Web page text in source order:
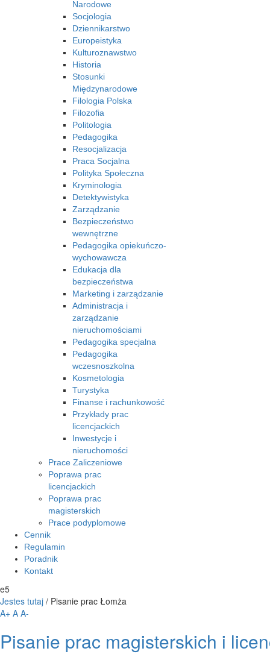
Narodowe
Socjologia
Dziennikarstwo
Europeistyka
Kulturoznawstwo
Historia
Stosunki
Międzynarodowe
Filologia Polska
Filozofia
Politologia
Pedagogika
Resocjalizacja
Praca Socjalna
Polityka Społeczna
Kryminologia
Detektywistyka
Zarządzanie
Bezpieczeństwo
wewnętrzne
Pedagogika opiekuńczo-
wychowawcza
Edukacja dla
bezpieczeństwa
Marketing i zarządzanie
Administracja i
zarządzanie
nieruchomościami
Pedagogika specjalna
Pedagogika
wczesnoszkolna
Kosmetologia
Turystyka
Finanse i rachunkowość
Przykłady prac
licencjackich
Inwestycje i
nieruchomości
Prace Zaliczeniowe
Poprawa prac
licencjackich
Poprawa prac
magisterskich
Prace podyplomowe
Cennik
Regulamin
Poradnik
Kontakt
e5
Jestes tutaj / Pisanie prac Łomża
A+ A A-
Pisanie prac magisterskich i